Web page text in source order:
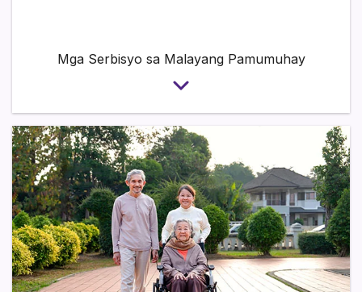
Mga Serbisyo sa Malayang Pamumuhay